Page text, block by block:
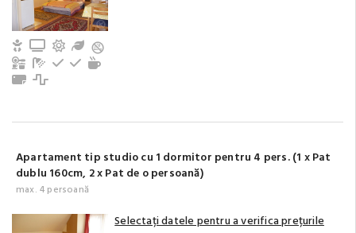
Copii și bebeluși sunt binevenite
TV Terasă/balcon
Grădină / Curte / Zonă verde
ChicinetăBaie cu duș (privat)
FrigiderTacâmuri, vesela
Prosoape
Apartament tip studio cu 1 dormitor pentru 4 pers. (1 x Pat
dublu 160cm, 2 x Pat de o persoană)
max. 4 persoană
Selectați datele pentru a verifica prețurile